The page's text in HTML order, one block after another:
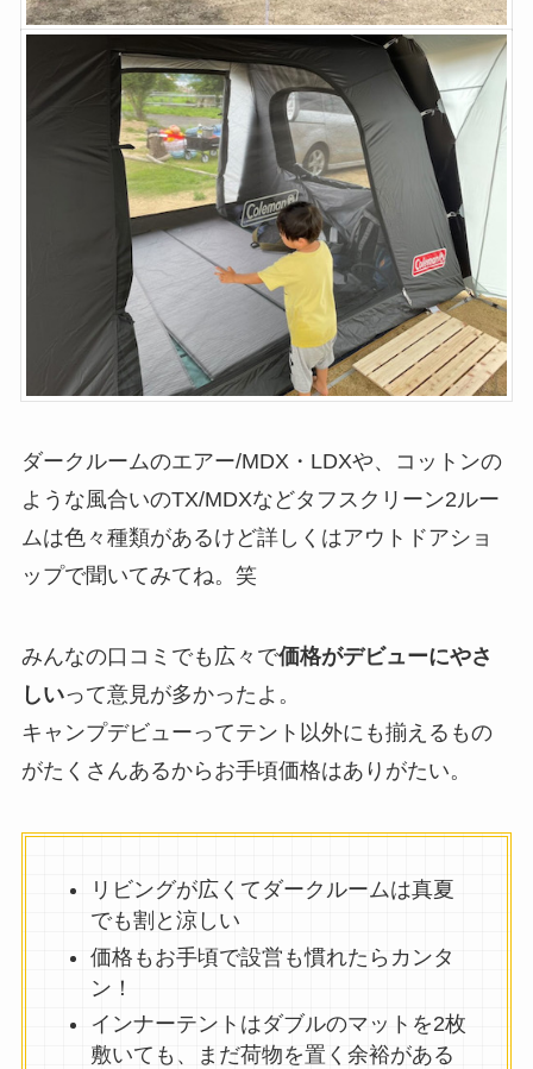
ダークルームのエアー/MDX・LDXや、コットンの
ような風合いのTX/MDXなどタフスクリーン2ルー
ムは色々種類があるけど詳しくはアウトドアショ
ップで聞いてみてね。笑
みんなの口コミでも広々で価格がデビューにやさ
しいって意見が多かったよ。
キャンプデビューってテント以外にも揃えるもの
がたくさんあるからお手頃価格はありがたい。
リビングが広くてダークルームは真夏
でも割と涼しい
価格もお手頃で設営も慣れたらカンタ
ン！
インナーテントはダブルのマットを2枚
敷いても、まだ荷物を置く余裕がある